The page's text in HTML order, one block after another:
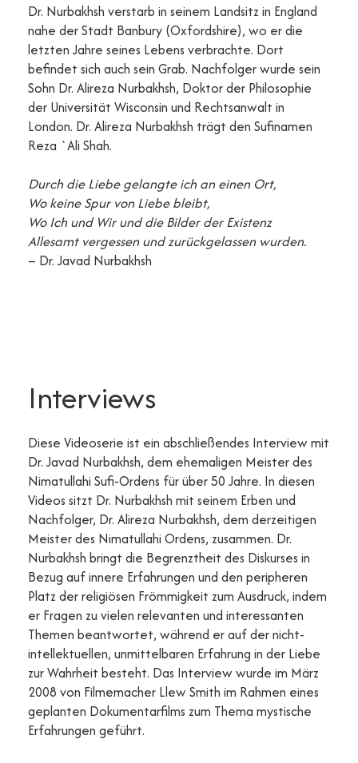
Dr. Nurbakhsh verstarb in seinem Landsitz in England
nahe der Stadt Banbury (Oxfordshire), wo er die
letzten Jahre seines Lebens verbrachte. Dort
befindet sich auch sein Grab. Nachfolger wurde sein
Sohn Dr. Alireza Nurbakhsh, Doktor der Philosophie
der Universität Wisconsin und Rechtsanwalt in
London. Dr. Alireza Nurbakhsh trägt den Sufinamen
Reza `Ali Shah.
Durch die Liebe gelangte ich an einen Ort,
Wo keine Spur von Liebe bleibt,
Wo Ich und Wir und die Bilder der Existenz
Allesamt vergessen und zurückgelassen wurden.
– Dr. Javad Nurbakhsh
Interviews
Diese Videoserie ist ein abschließendes Interview mit
Dr. Javad Nurbakhsh, dem ehemaligen Meister des
Nimatullahi Sufi-Ordens für über 50 Jahre. In diesen
Videos sitzt Dr. Nurbakhsh mit seinem Erben und
Nachfolger, Dr. Alireza Nurbakhsh, dem derzeitigen
Meister des Nimatullahi Ordens, zusammen. Dr.
Nurbakhsh bringt die Begrenztheit des Diskurses in
Bezug auf innere Erfahrungen und den peripheren
Platz der religiösen Frömmigkeit zum Ausdruck, indem
er Fragen zu vielen relevanten und interessanten
Themen beantwortet, während er auf der nicht-
intellektuellen, unmittelbaren Erfahrung in der Liebe
zur Wahrheit besteht. Das Interview wurde im März
2008 von Filmemacher Llew Smith im Rahmen eines
geplanten Dokumentarfilms zum Thema mystische
Erfahrungen geführt.